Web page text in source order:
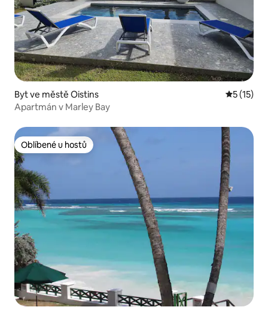
Byt ve městě Oistins
5 (15)
Apartmán v Marley Bay
Oblíbené u hostů
Oblíbené u hostů